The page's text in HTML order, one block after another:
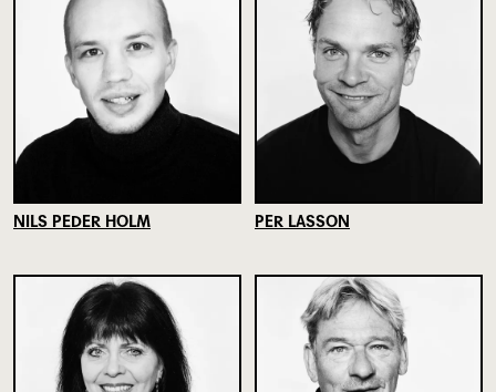
NILS PEDER HOLM PER LASSON